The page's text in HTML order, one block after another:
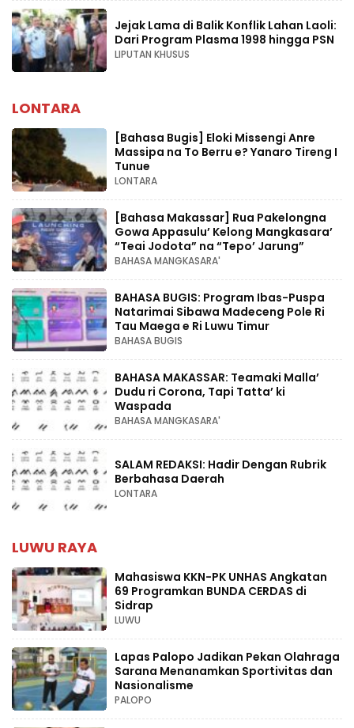
Jejak Lama di Balik Konflik Lahan Laoli:
Dari Program Plasma 1998 hingga PSN
LIPUTAN KHUSUS
LONTARA
[Bahasa Bugis] ‎Eloki Missengi Anre
Massipa na To Berru e? Yanaro Tireng I
Tunue
LONTARA
[Bahasa Makassar] Rua Pakelongna
Gowa Appasulu’ Kelong Mangkasara’
“Teai Jodota” na “Tepo’ Jarung”
BAHASA MANGKASARA'
BAHASA BUGIS: Program Ibas-Puspa
Natarimai Sibawa Madeceng Pole Ri
Tau Maega e Ri Luwu Timur
BAHASA BUGIS
BAHASA MAKASSAR: Teamaki Malla’
Dudu ri Corona, Tapi Tatta’ ki
Waspada
BAHASA MANGKASARA'
SALAM REDAKSI: Hadir Dengan Rubrik
Berbahasa Daerah
LONTARA
LUWU RAYA
Mahasiswa KKN-PK UNHAS Angkatan
69 Programkan BUNDA CERDAS di
Sidrap
LUWU
Lapas Palopo Jadikan Pekan Olahraga
Sarana Menanamkan Sportivitas dan
Nasionalisme
PALOPO